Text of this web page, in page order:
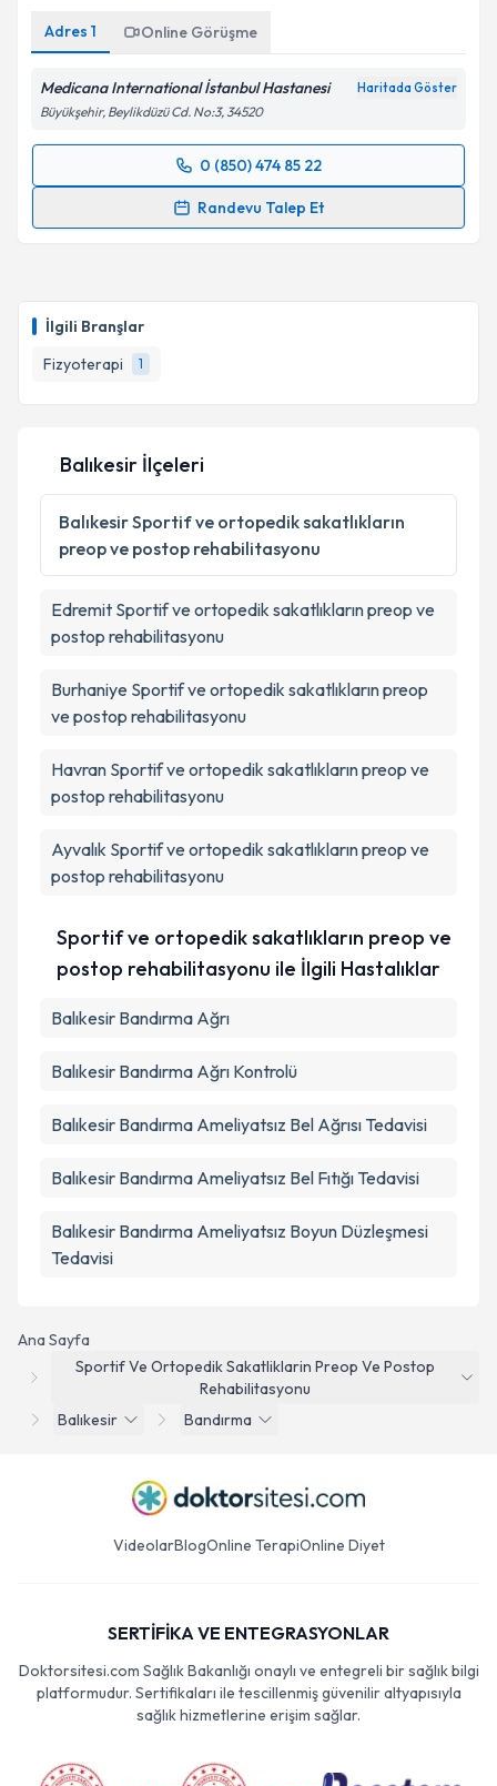
İlgili Branşlar
Fizyoterapi
1
Adres 1 Online Görüşme
Medicana International İstanbul Hastanesi Haritada Göster
Büyükşehir, Beylikdüzü Cd. No:3, 34520
0 (850) 474 85 22
Randevu Talep Et
Randevu Takvimi Talebi
E-posta Adresiniz
Kişisel verilerimin işlenmesine ilişkin
Metni'ni okudum ve kişisel verilerimin belirtilen
kapsamda işlenmesini kabul ediyorum.
Takvim Talebini Gönder
Ana Sayfa
Sportif Ve Ortopedik Sakatliklarin Preop Ve Postop
Rehabilitasyonu
Balıkesir
Bandırma
Balıkesir İlçeleri
BalıkesirSportif ve ortopedik sakatlıkların
preop ve postop rehabilitasyonu
Edremit Sportif ve ortopedik sakatlıkların preop ve
postop rehabilitasyonu
Burhaniye Sportif ve ortopedik sakatlıkların preop
ve postop rehabilitasyonu
Havran Sportif ve ortopedik sakatlıkların preop ve
postop rehabilitasyonu
Ayvalık Sportif ve ortopedik sakatlıkların preop ve
postop rehabilitasyonu
Sportif ve ortopedik sakatlıkların preop ve
postop rehabilitasyonu ile İlgili Hastalıklar
Balıkesir Bandırma Ağrı
Balıkesir Bandırma Ağrı Kontrolü
Balıkesir Bandırma Ameliyatsız Bel Ağrısı Tedavisi
Balıkesir Bandırma Ameliyatsız Bel Fıtığı Tedavisi
Balıkesir Bandırma Ameliyatsız Boyun Düzleşmesi
Tedavisi
VideolarBlogOnline TerapiOnline Diyet
SERTİFİKA VE ENTEGRASYONLAR
Doktorsitesi.com Sağlık Bakanlığı onaylı ve entegreli bir sağlık bilgi
platformudur. Sertifikaları ile tescillenmiş güvenilir altyapısıyla
sağlık hizmetlerine erişim sağlar.